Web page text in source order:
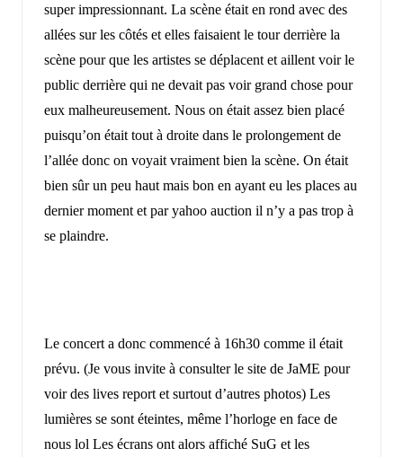
super impressionnant. La scène était en rond avec des
allées sur les côtés et elles faisaient le tour derrière la
scène pour que les artistes se déplacent et aillent voir le
public derrière qui ne devait pas voir grand chose pour
eux malheureusement. Nous on était assez bien placé
puisqu’on était tout à droite dans le prolongement de
l’allée donc on voyait vraiment bien la scène. On était
bien sûr un peu haut mais bon en ayant eu les places au
dernier moment et par yahoo auction il n’y a pas trop à
se plaindre.
Le concert a donc commencé à 16h30 comme il était
prévu. (Je vous invite à consulter le site de JaME pour
voir des lives report et surtout d’autres photos) Les
lumières se sont éteintes, même l’horloge en face de
nous lol Les écrans ont alors affiché SuG et les